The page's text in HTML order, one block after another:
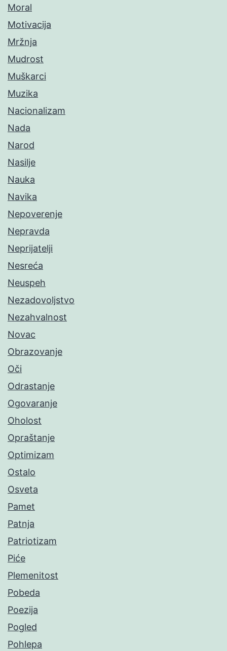
Moral
Motivacija
Mržnja
Mudrost
Muškarci
Muzika
Nacionalizam
Nada
Narod
Nasilje
Nauka
Navika
Nepoverenje
Nepravda
Neprijatelji
Nesreća
Neuspeh
Nezadovoljstvo
Nezahvalnost
Novac
Obrazovanje
Oči
Odrastanje
Ogovaranje
Oholost
Opraštanje
Optimizam
Ostalo
Osveta
Pamet
Patnja
Patriotizam
Piće
Plemenitost
Pobeda
Poezija
Pogled
Pohlepa